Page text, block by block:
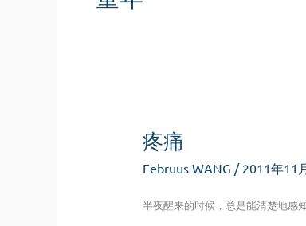
疼痛
Februus WANG / 2011年11
半夜醒来的时候，总是能清楚地感